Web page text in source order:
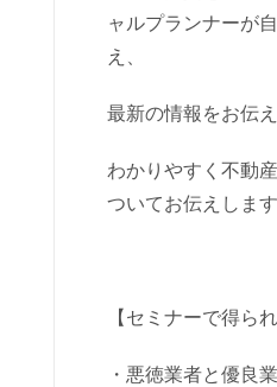
ャルプランナーが
え、
最新の情報をお伝え
わかりやすく不動
ついてお伝えします
【セミナーで得ら
・悪徳業者と優良